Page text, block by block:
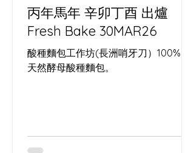
丙年馬年 辛卯丁酉 出爐
Fresh Bake 30MAR26
酸種麵包工作坊(長洲哨牙刀）100%。
天然酵母酸種麵包。